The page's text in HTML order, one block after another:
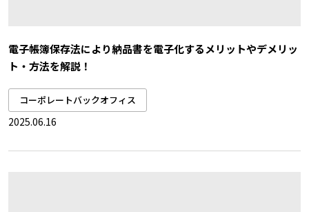
電子帳簿保存法により納品書を電子化するメリットやデメリッ
ト・方法を解説！
コーポレートバックオフィス
2025.06.16